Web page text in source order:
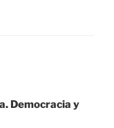
Democracia y